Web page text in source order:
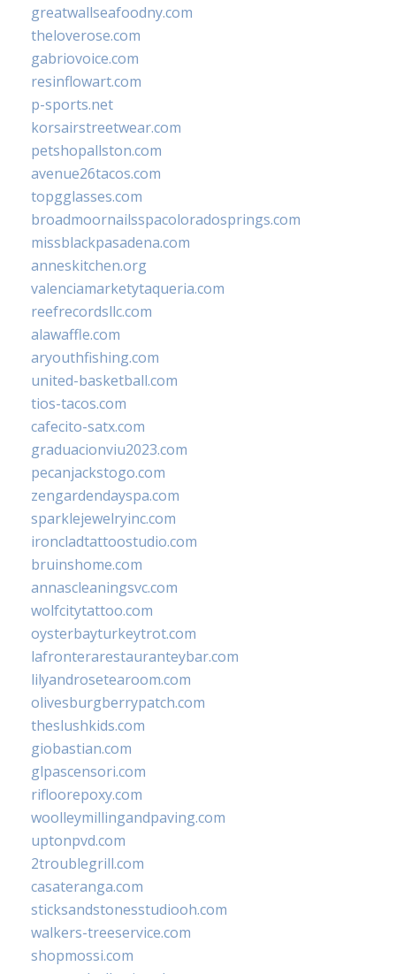
greatwallseafoodny.com
theloverose.com
gabriovoice.com
resinflowart.com
p-sports.net
korsairstreetwear.com
petshopallston.com
avenue26tacos.com
topgglasses.com
broadmoornailsspacoloradosprings.com
missblackpasadena.com
anneskitchen.org
valenciamarketytaqueria.com
reefrecordsllc.com
alawaffle.com
aryouthfishing.com
united-basketball.com
tios-tacos.com
cafecito-satx.com
graduacionviu2023.com
pecanjackstogo.com
zengardendayspa.com
sparklejewelryinc.com
ironcladtattoostudio.com
bruinshome.com
annascleaningsvc.com
wolfcitytattoo.com
oysterbayturkeytrot.com
lafronterarestauranteybar.com
lilyandrosetearoom.com
olivesburgberrypatch.com
theslushkids.com
giobastian.com
glpascensori.com
rifloorepoxy.com
woolleymillingandpaving.com
uptonpvd.com
2troublegrill.com
casateranga.com
sticksandstonesstudiooh.com
walkers-treeservice.com
shopmossi.com